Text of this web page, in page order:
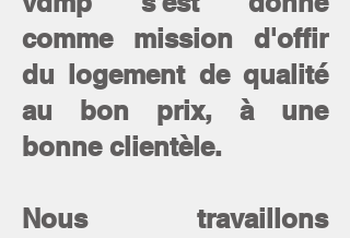
comme mission d'offir
du logement de qualité
au bon prix, à une
bonne clientèle.
Nous travaillons